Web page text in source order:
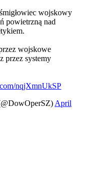
wojskowy
powietrzną nad
wojskowe
przez systemy
nqjXmnUkSP
April